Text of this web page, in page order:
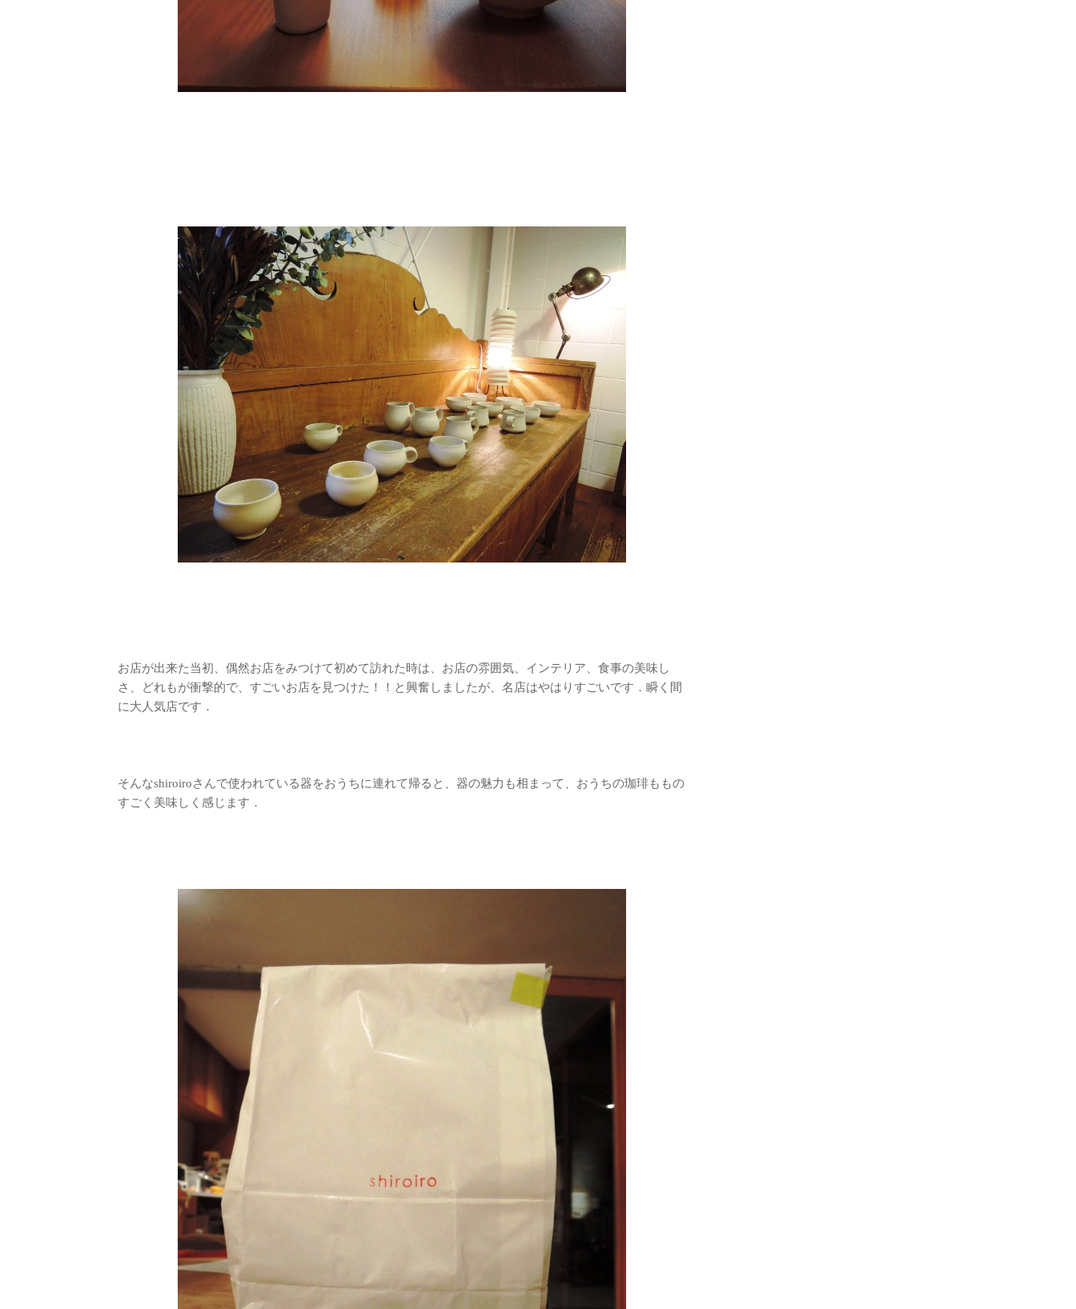
お店が出来た当初、偶然お店をみつけて初めて訪れた時は、お店の雰囲気、インテリア、食事の美味し
さ、どれもが衝撃的で、すごいお店を見つけた！！と興奮しましたが、名店はやはりすごいです．瞬く間
に大人気店です．
そんなshiroiroさんで使われている器をおうちに連れて帰ると、器の魅力も相まって、おうちの珈琲ももの
すごく美味しく感じます．